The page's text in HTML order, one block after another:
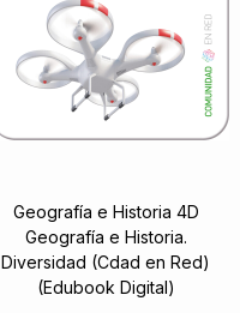
Geografía e Historia 4D
Geografía e Historia.
Diversidad (Cdad en Red)
(Edubook Digital)